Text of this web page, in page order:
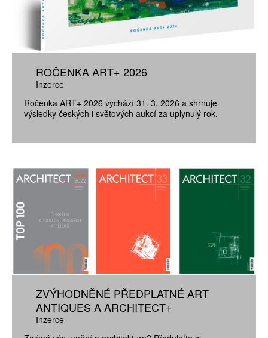
ROČENKA ART+ 2026
Inzerce
Ročenka ART+ 2026 vychází 31. 3. 2026 a shrnuje
výsledky českých i světových aukcí za uplynulý rok.
ZVÝHODNĚNÉ PŘEDPLATNÉ ART
ANTIQUES A ARCHITECT+
Inzerce